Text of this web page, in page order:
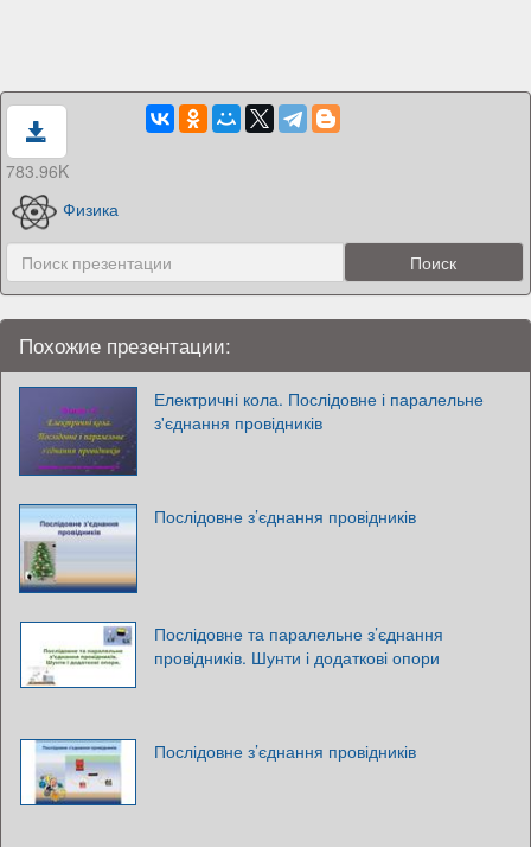
783.96K
Физика
Похожие презентации:
Електричні кола. Послідовне і паралельне
з'єднання провідників
Послідовне з’єднання провідників
Послідовне та паралельне з’єднання
провідників. Шунти і додаткові опори
Послідовне з’єднання провідників